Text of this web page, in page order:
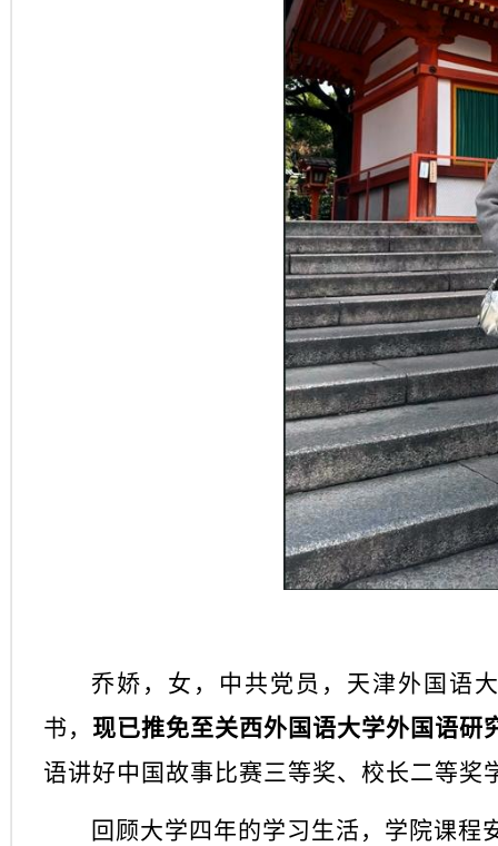
乔娇，女，中共党员，天津外国语
书， 现已推免至关西外国语大学外国语研
语讲好中国故事比赛三等奖、校长二等奖
回顾大学四年的学习生活，学院课程